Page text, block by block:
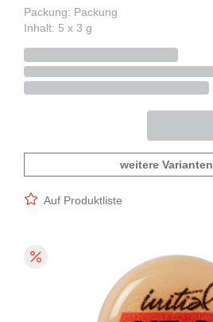
Packung: Packung
Inhalt: 5 x 3 g
weitere Varianten
Auf Produktliste